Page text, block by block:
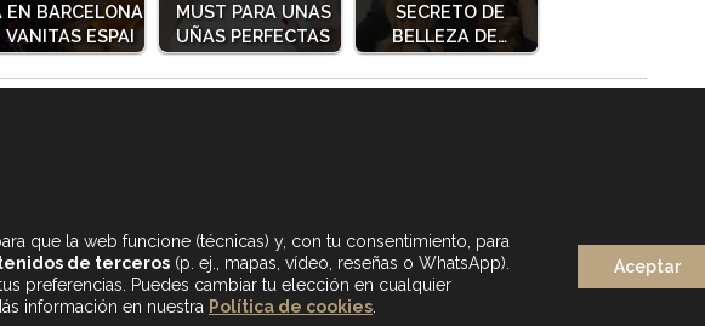
EN BARCELONA
VANITAS ESPAI
MUST PARA UNAS
UÑAS PERFECTAS
SECRETO DE
BELLEZA DE…
que la web funcione (técnicas) y, con tu consentimiento, para
de terceros (p. ej., mapas, vídeo, reseñas o WhatsApp).
preferencias. Puedes cambiar tu elección en cualquier
información en nuestra Política de cookies
Aceptar